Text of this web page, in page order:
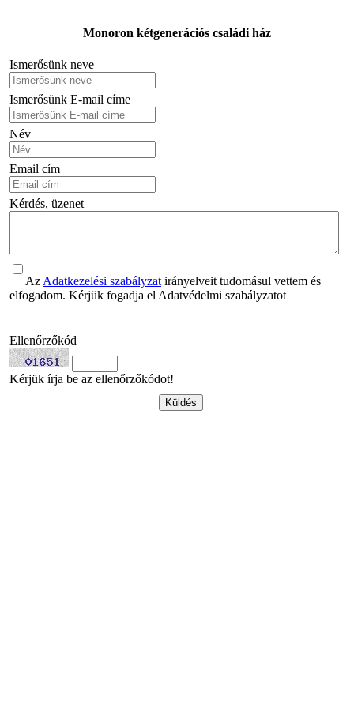
Monoron kétgenerációs családi ház
Ismerősünk neve
Ismerősünk E-mail címe
Név
Email cím
Kérdés, üzenet
Az Adatkezelési szabályzat irányelveit tudomásul vettem és
elfogadom. Kérjük fogadja el Adatvédelmi szabályzatot
Ellenőrzőkód
Kérjük írja be az ellenőrzőkódot!